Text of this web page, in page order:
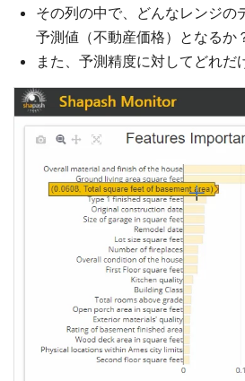
その列の中で、どんなレンジの
予測値（不動産価格）となるか
また、予測精度に対してどれだ